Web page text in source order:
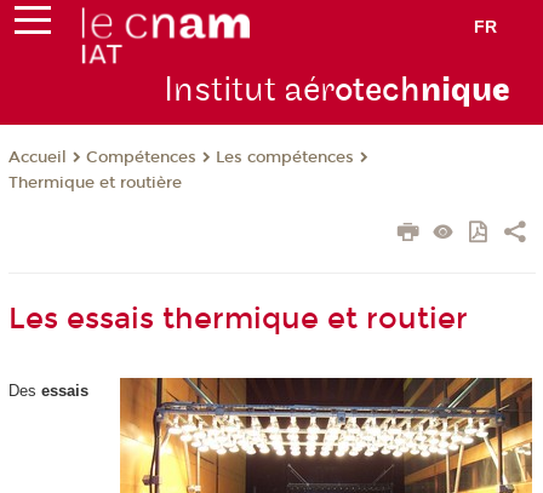
FR
Institut aérotechnique
Accueil Compétences
Les compétences
Thermique et routière
Les essais thermique et routier
Des essais